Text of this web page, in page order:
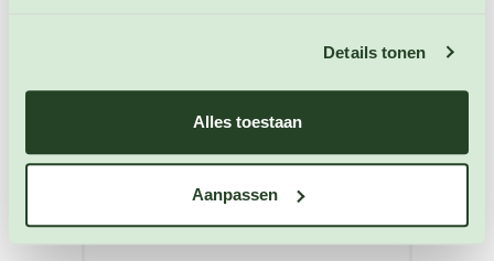
Details tonen
Alles toestaan
Aanpassen
Plastic Labels 14 cm x 1,7 cm wit
Plantlabels